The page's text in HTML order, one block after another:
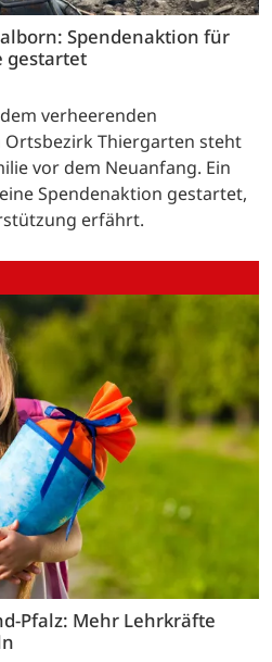
Spendenaktion für
gestartet
verheerenden
Ortsbezirk Thiergarten steht
vor dem Neuanfang. Ein
Spendenaktion gestartet,
erfährt.
Pfalz: Mehr Lehrkräfte